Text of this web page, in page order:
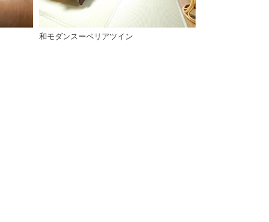
和モダンスーペリアツイン